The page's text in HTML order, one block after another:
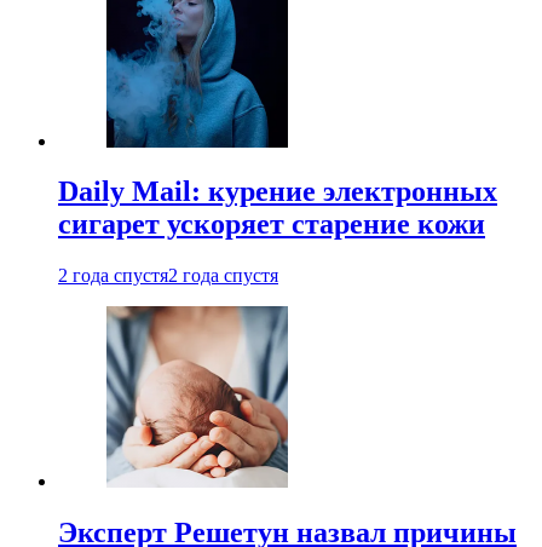
Daily Mail: курение электронных
сигарет ускоряет старение кожи
2 года спустя2 года спустя
Эксперт Решетун назвал причины